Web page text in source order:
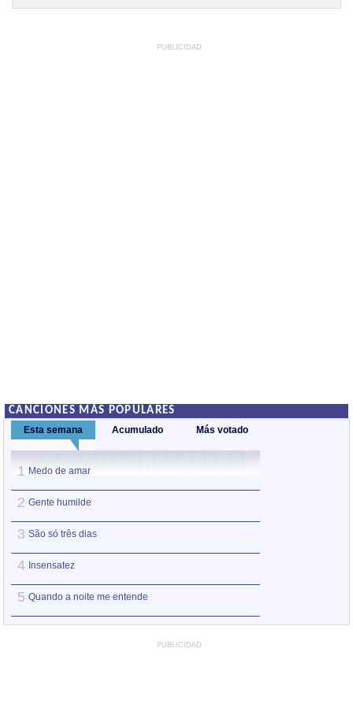
PUBLICIDAD
CANCIONES MÁS POPULARES
Esta semana Acumulado Más votado
1 Medo de amar
2 Gente humilde
3 São só três dias
4 Insensatez
5 Quando a noite me entende
PUBLICIDAD